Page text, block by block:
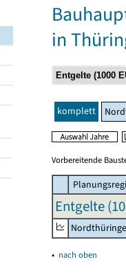
in
komplett
Vorbereitende
Entgelte (
▴ nach oben